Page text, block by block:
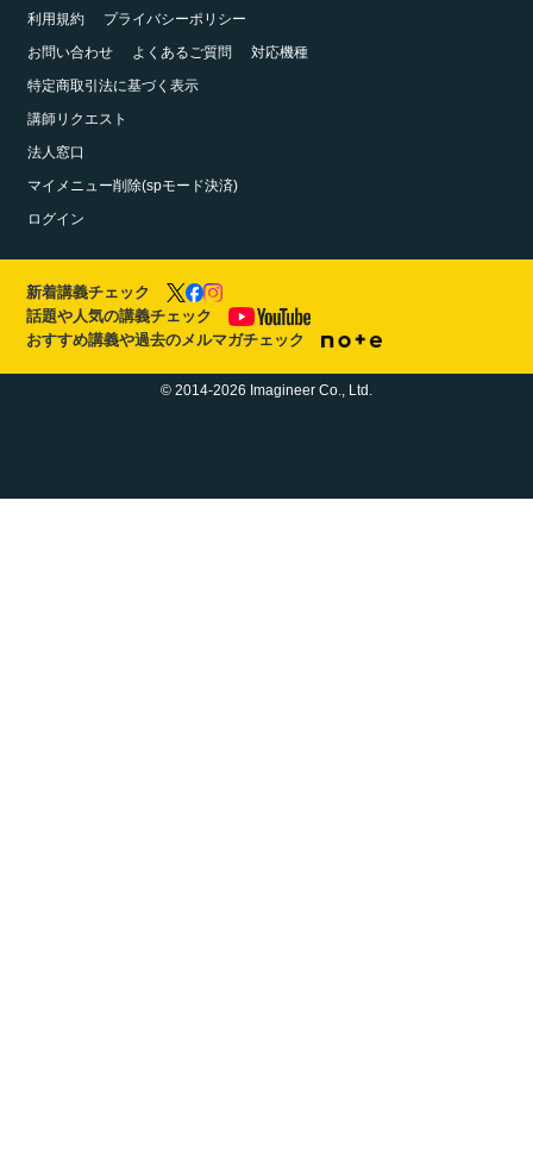
利用規約
プライバシーポリシー
お問い合わせ
よくあるご質問
対応機種
特定商取引法に基づく表示
講師リクエスト
法人窓口
マイメニュー削除(spモード決済)
ログイン
新着講義チェック
話題や人気の講義チェック
おすすめ講義や過去のメルマガチェック
© 2014-2026 Imagineer Co., Ltd.